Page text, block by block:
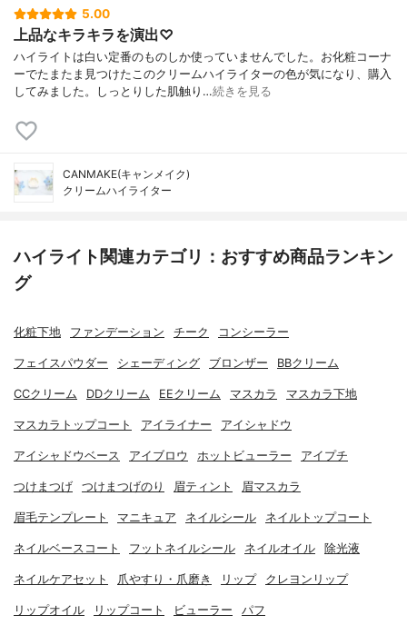
5.00
上品なキラキラを演出♡
ハイライトは白い定番のものしか使っていませんでした。お化粧コーナ
ーでたまたま見つけたこのクリームハイライターの色が気になり、購入
してみました。しっとりした肌触り…続きを見る
CANMAKE(キャンメイク)
クリームハイライター
ハイライト関連カテゴリ：おすすめ商品ランキン
グ
化粧下地 ファンデーション チーク コンシーラー
フェイスパウダー シェーディング ブロンザー BBクリーム
CCクリーム DDクリーム EEクリーム マスカラ マスカラ下地
マスカラトップコート アイライナー アイシャドウ
アイシャドウベース アイブロウ ホットビューラー アイプチ
つけまつげ つけまつげのり 眉ティント 眉マスカラ
眉毛テンプレート マニキュア ネイルシール ネイルトップコート
ネイルベースコート フットネイルシール ネイルオイル 除光液
ネイルケアセット 爪やすり・爪磨き リップ クレヨンリップ
リップオイル リップコート ビューラー パフ